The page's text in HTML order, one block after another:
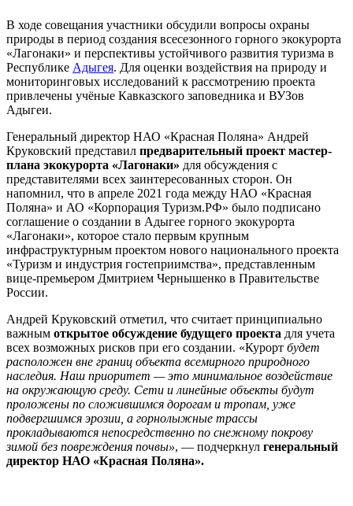
В ходе совещания участники обсудили вопросы охраны
природы в период создания всесезонного горного экокурорта
«Лагонаки» и перспективы устойчивого развития туризма в
Республике Адыгея. Для оценки воздействия на природу и
мониторинговых исследований к рассмотрению проекта
привлечены учёные Кавказского заповедника и ВУЗов
Адыгеи.
Генеральный директор НАО «Красная Поляна» Андрей
Круковский представил предварительный проект мастер-
плана экокурорта «Лагонаки» для обсуждения с
представителями всех заинтересованных сторон. Он
напомнил, что в апреле 2021 года между НАО «Красная
Поляна» и АО «Корпорация Туризм.РФ» было подписано
соглашение о создании в Адыгее горного экокурорта
«Лагонаки», которое стало первым крупным
инфраструктурным проектом нового национального проекта
«Туризм и индустрия гостеприимства», представленным
вице-премьером Дмитрием Чернышенко в Правительстве
России.
Андрей Круковский отметил, что считает принципиально
важным открытое обсуждение будущего проекта для учета
всех возможных рисков при его создании. «Курорт будет
расположен вне границ объекта всемирного природного
наследия. Наш приоритет — это минимальное воздействие
на окружающую среду. Сети и линейные объекты будут
проложены по сложившимся дорогам и тропам, уже
подвергшимся эрозии, а горнолыжные трассы
прокладываются непосредственно по снежному покрову
зимой без повреждения почвы», — подчеркнул генеральный
директор НАО «Красная Поляна».